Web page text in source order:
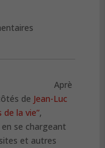
Aprè
de Jean-Luc
de la vie”,
se chargeant
et autres